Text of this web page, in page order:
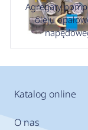
Agregaty
oleju
Katalog online
O nas